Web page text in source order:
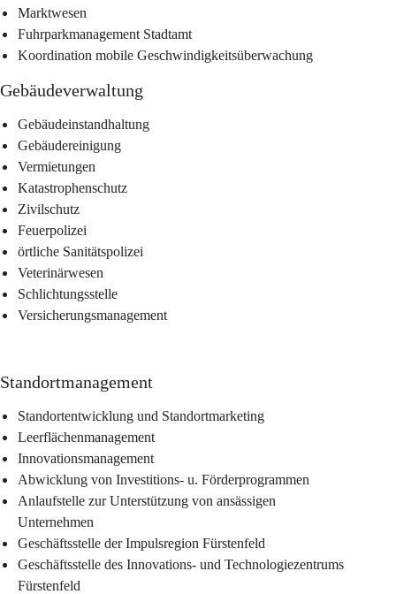
Marktwesen
Fuhrparkmanagement Stadtamt
Koordination mobile Geschwindigkeitsüberwachung
Gebäudeverwaltung
Gebäudeinstandhaltung
Gebäudereinigung
Vermietungen
Katastrophenschutz
Zivilschutz
Feuerpolizei
örtliche Sanitätspolizei
Veterinärwesen
Schlichtungsstelle
Versicherungsmanagement
Standortmanagement
Standortentwicklung und Standortmarketing
Leerflächenmanagement
Innovationsmanagement
Abwicklung von Investitions- u. Förderprogrammen
Anlaufstelle zur Unterstützung von ansässigen
Unternehmen
Geschäftsstelle der Impulsregion Fürstenfeld
Geschäftsstelle des Innovations- und Technologiezentrums
Fürstenfeld